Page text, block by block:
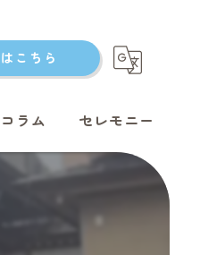
こちら
コラム セレモニー